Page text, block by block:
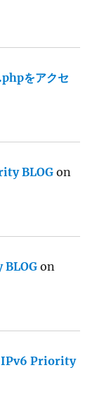
をアクセ
BLOG on
BLOG on
IPv6 Priority